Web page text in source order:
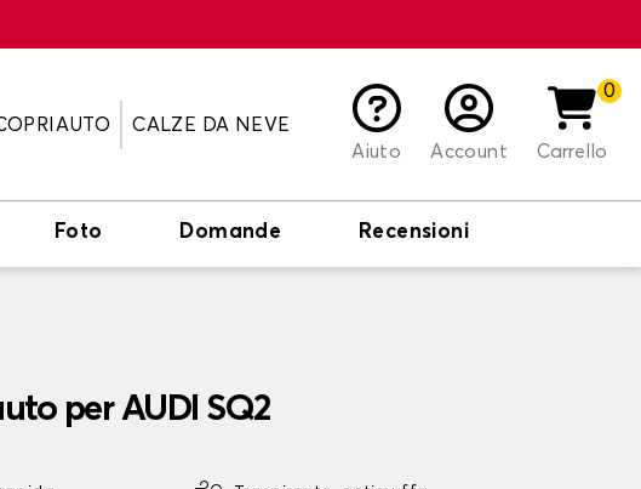
CALZE DA NEVE
Aiuto
Account
0
Carrello
Foto Domande Recensioni
per AUDI SQ2